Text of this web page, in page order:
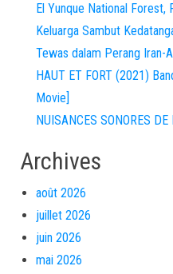
El Yunque National Forest,
Keluarga Sambut
Tewas dalam Perang Iran-
HAUT ET FORT (2021)
Movie]
NUISANCES SONORES
Archives
août 2026
juillet 2026
juin 2026
mai 2026